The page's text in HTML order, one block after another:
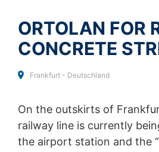
ORTOLAN FOR
CONCRETE
Frankfurt - Deutschland
On the outskirts of
railway line is currently
the airport station and the
webbplats:
Mer information om hur Google
användardata finns i Googles
5?hl=en
Vi har ingått ett avtal med Google
databehandling och
dataskyddsmyndigheternas
Google Analytics.